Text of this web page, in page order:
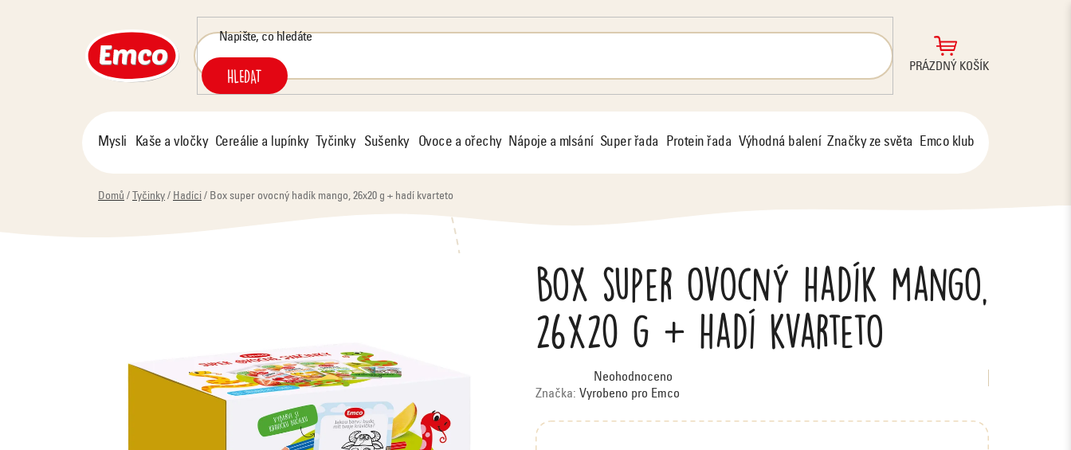
HLEDAT
NÁKUPNÍ
PRÁZDNÝ KOŠÍK
Mysli Kaše a vločky Cereálie a lupínky Tyčinky Sušenky Ovoce a ořechy Nápoje a mlsání Super řada Protein řada Výhodná balení Značky ze světa Emco klub
Domů / Tyčinky / Hadíci / Box super ovocný hadík mango, 26x20 g + hadí kvarteto
Box super ovocný hadík mango,
26x20 g + hadí kvarteto
Průměrné
hodnocení
produktu
je
5
Neohodnoceno
Značka: Vyrobeno pro Emco